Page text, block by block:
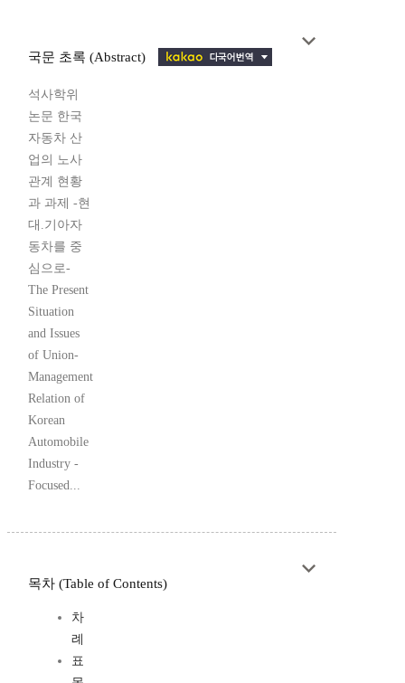
국문 초록 (Abstract)
석사학위
논문 한국
자동차 산
업의 노사
관계 현황
과 과제 -현
대.기아자
동차를 중
심으로-
The Present
Situation
and Issues
of Union-
Management
Relation of
Korean
Automobile
Industry -
Focused...
목차 (Table of Contents)
차
례
표